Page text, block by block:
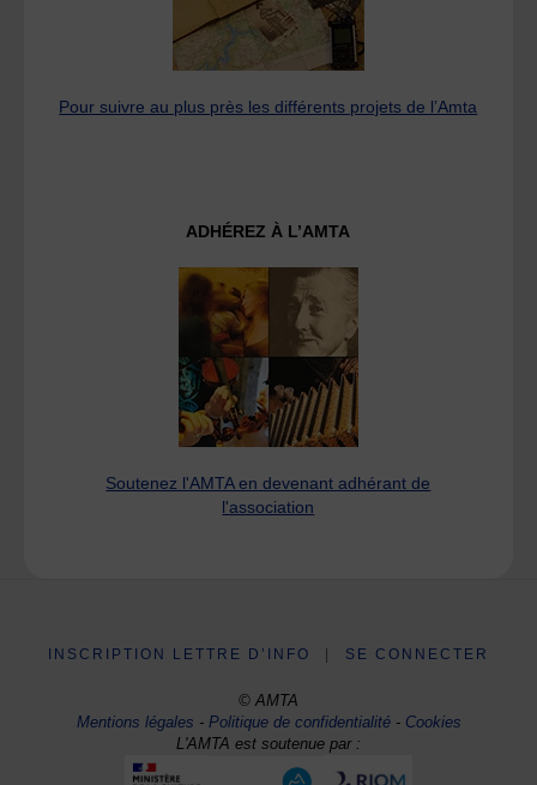
Pour suivre au plus près les différents projets de l’Amta
ADHÉREZ À L’AMTA
Soutenez l'AMTA en devenant adhérant de
l'association
INSCRIPTION LETTRE D’INFO SE CONNECTER
© AMTA
Mentions légales -Politique de confidentialité- Cookies
L'AMTA est soutenue par :